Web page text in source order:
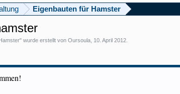
Eigenbauten für Hamster
" wurde erstellt vonOursoula 10. April 2012